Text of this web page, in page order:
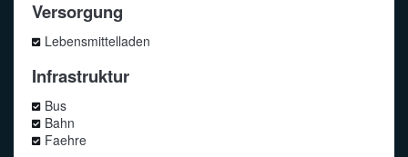
Versorgung
Lebensmittelladen
Infrastruktur
Bus
Bahn
Faehre